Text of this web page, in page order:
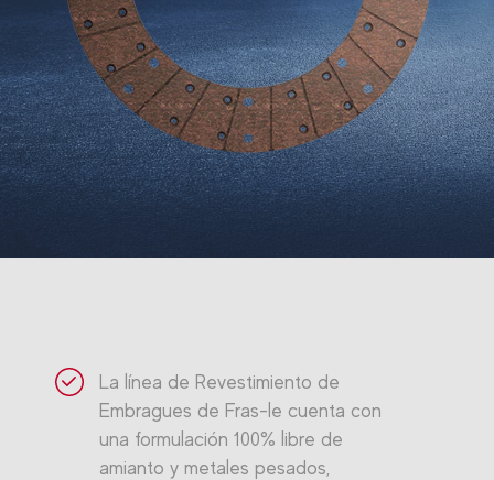
La línea de Revestimiento de
Embragues de Fras-le cuenta con
una formulación 100% libre de
amianto y metales pesados,